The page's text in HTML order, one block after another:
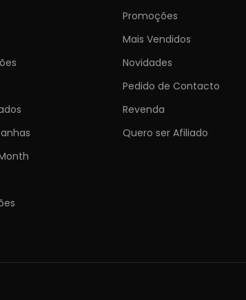
Promoções
Mais Vendidos
Novidades
Pedido de Contacto
Revenda
Quero ser Afiliado